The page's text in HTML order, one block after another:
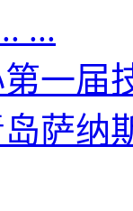
...
一届
萨纳